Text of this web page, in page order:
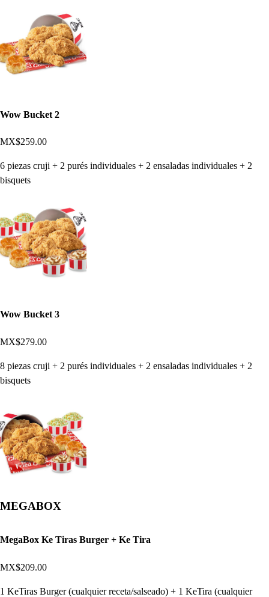
Wow Bucket 2
MX$259.00
6 piezas cruji + 2 purés individuales + 2 ensaladas individuales + 2
bisquets
Wow Bucket 3
MX$279.00
8 piezas cruji + 2 purés individuales + 2 ensaladas individuales + 2
bisquets
MEGABOX
MegaBox Ke Tiras Burger + Ke Tira
MX$209.00
1 KeTiras Burger (cualquier receta/salseado) + 1 KeTira (cualquier